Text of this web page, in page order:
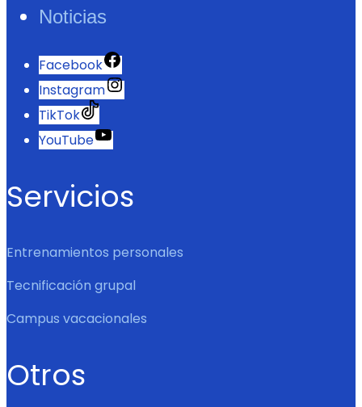
Noticias
Facebook
Instagram
TikTok
YouTube
Servicios
Entrenamientos personales
Tecnificación grupal
Campus vacacionales
Otros